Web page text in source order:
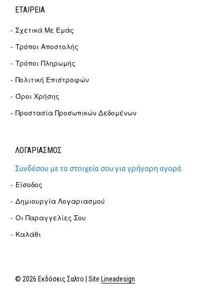
ΕΤΑΙΡΕΊΑ
Σχετικά Με Εμάς
Τρόποι Αποστολής
Τρόποι Πληρωμής
Πολιτική Επιστροφών
Όροι Χρήσης
Προστασία Προσωπικών Δεδομένων
ΛΟΓΑΡΙΑΣΜΟΣ
Συνδέσου με τα στοιχεία σου για γρήγορη αγορά
Είσοδος
Δημιουργία Λογαριασμού
Οι Παραγγελίες Σου
Καλάθι
© 2026 Εκδόσεις Σαλτο | Site Lineadesign